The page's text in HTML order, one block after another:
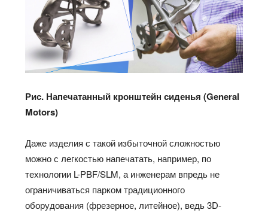
Рис. Напечатанный кронштейн сиденья (General
Motors)
Даже изделия с такой избыточной сложностью
можно с легкостью напечатать, например, по
технологии L-PBF/SLM, а инженерам впредь не
ограничиваться парком традиционного
оборудования (фрезерное, литейное), ведь 3D-